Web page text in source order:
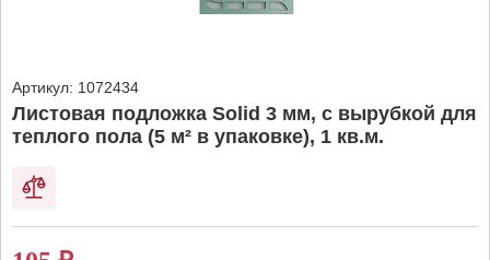
Артикул: 1072434
Листовая подложка Solid 3 мм, с вырубкой для
теплого пола (5 м² в упаковке), 1 кв.м.